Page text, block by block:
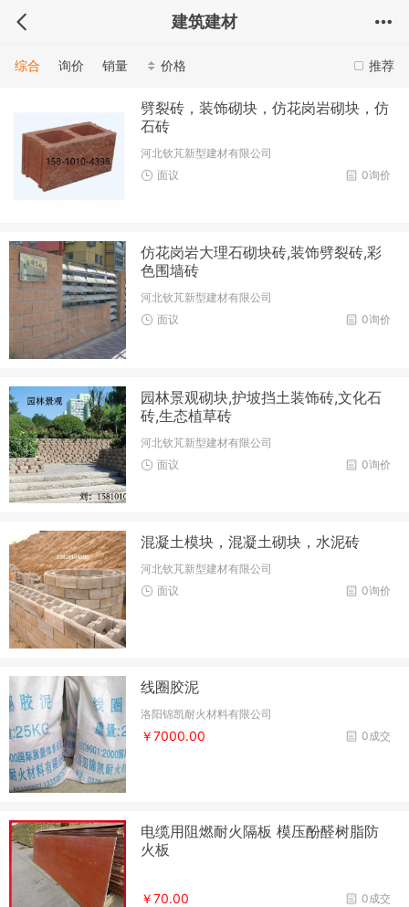
建筑建材
推荐
综合 询价 销量 价格
劈裂砖，装饰砌块，仿花岗岩砌块，仿
石砖
河北钦芃新型建材有限公司
0询价
面议
仿花岗岩大理石砌块砖,装饰劈裂砖,彩
色围墙砖
河北钦芃新型建材有限公司
0询价
面议
园林景观砌块,护坡挡土装饰砖,文化石
砖,生态植草砖
河北钦芃新型建材有限公司
0询价
面议
混凝土模块，混凝土砌块，水泥砖
河北钦芃新型建材有限公司
0询价
面议
线圈胶泥
洛阳锦凯耐火材料有限公司
0成交
￥7000.00
电缆用阻燃耐火隔板 模压酚醛树脂防
火板
0成交
￥70.00